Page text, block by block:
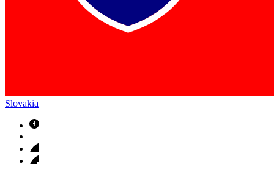
Slovakia